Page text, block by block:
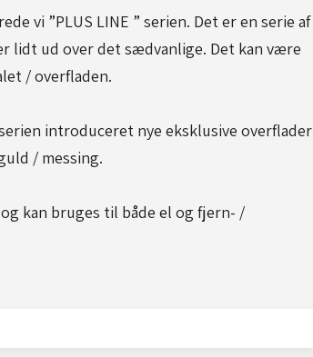
vi ”PLUS LINE ” serien. Det er en serie af
lidt ud over det sædvanlige. Det kan være
/ overfladen.​
serien introduceret nye eksklusive overflader
/ messing.
kan bruges til både el og fjern- /